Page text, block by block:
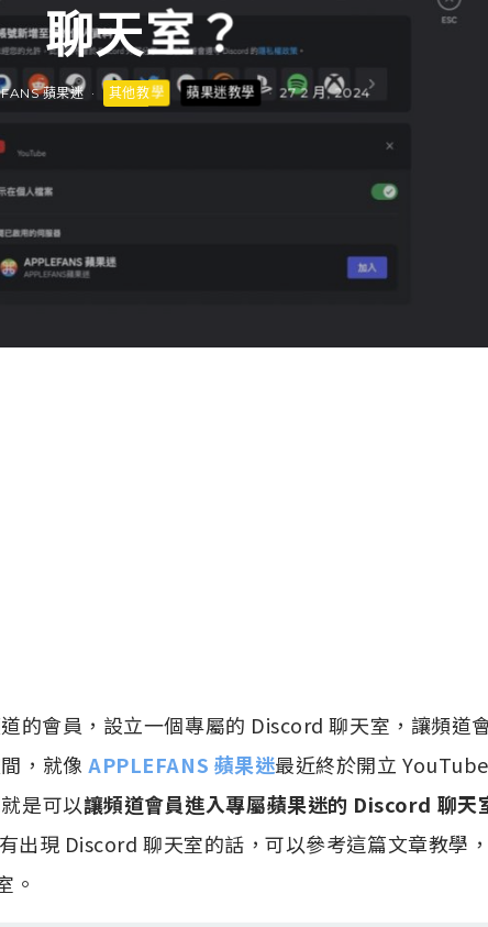
聊天室？
蘋果迷 · 其他教學 蘋果迷教學 · 27 2 月, 2024
的會員，設立一個專屬的 Discord 聊天室，讓頻道
，就像APPLEFANS 蘋果迷最近終於開立
是可以讓頻道會員進入專屬蘋果迷的 Discord 聊天
出現 Discord 聊天室的話，可以參考這篇文章教學
。